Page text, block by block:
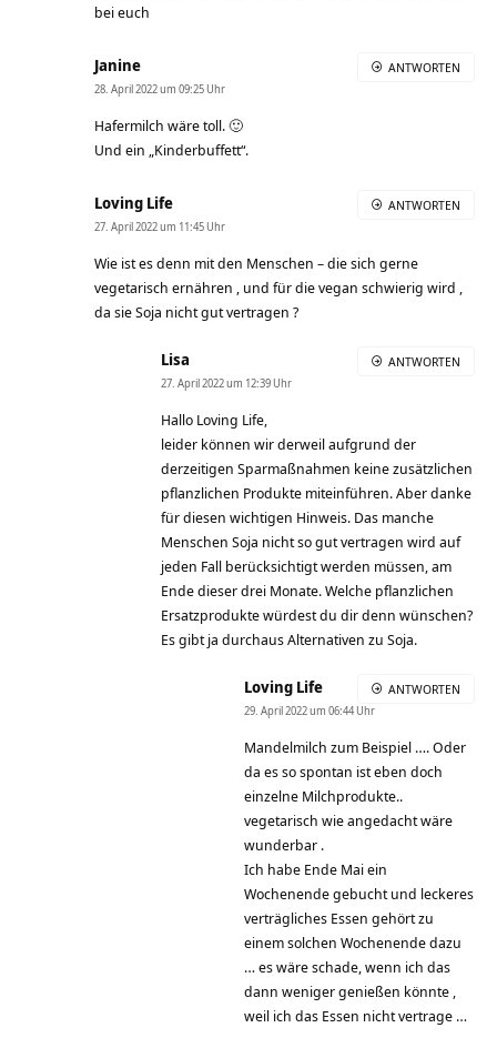
bei euch
Janine
28. April 2022 um 09:25 Uhr
Hafermilch wäre toll. 🙂
Und ein „Kinderbuffett“.
ANTWORTEN
Loving Life
27. April 2022 um 11:45 Uhr
Wie ist es denn mit den Menschen – die sich gerne
vegetarisch ernähren , und für die vegan schwierig wird ,
da sie Soja nicht gut vertragen ?
ANTWORTEN
Lisa
27. April 2022 um 12:39 Uhr
Hallo Loving Life,
leider können wir derweil aufgrund der
derzeitigen Sparmaßnahmen keine zusätzlichen
pflanzlichen Produkte miteinführen. Aber danke
für diesen wichtigen Hinweis. Das manche
Menschen Soja nicht so gut vertragen wird auf
jeden Fall berücksichtigt werden müssen, am
Ende dieser drei Monate. Welche pflanzlichen
Ersatzprodukte würdest du dir denn wünschen?
Es gibt ja durchaus Alternativen zu Soja.
ANTWORTEN
Loving Life
29. April 2022 um 06:44 Uhr
Mandelmilch zum Beispiel …. Oder
da es so spontan ist eben doch
einzelne Milchprodukte..
vegetarisch wie angedacht wäre
wunderbar .
Ich habe Ende Mai ein
Wochenende gebucht und leckeres
verträgliches Essen gehört zu
einem solchen Wochenende dazu
… es wäre schade, wenn ich das
dann weniger genießen könnte ,
weil ich das Essen nicht vertrage …
ANTWORTEN